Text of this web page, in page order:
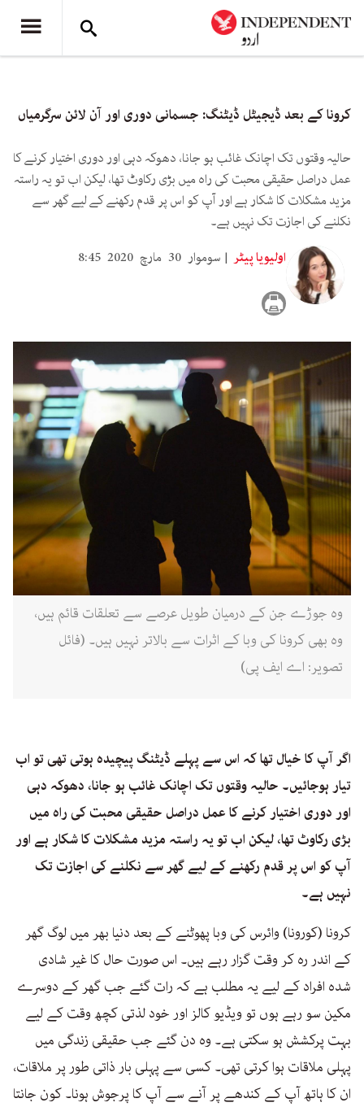
کرونا کے بعد ڈیجیٹل ڈیٹنگ: جسمانی دوری اور آن لائن سرگرمیاں
حالیہ وقتوں تک اچانک غائب ہو جانا، دھوکہ دہی اور دوری اختیار کرنے کا
عمل دراصل حقیقی محبت کی راہ میں بڑی رکاوٹ تھا، لیکن اب تو یہ راستہ
مزید مشکلات کا شکار ہے اور آپ کو اس پر قدم رکھنے کے لیے گھر سے
نکلنے کی اجازت تک نہیں ہے۔
اولیویا پیٹر
سوموار 30 مارچ 2020 8:45
وہ جوڑے جن کے درمیان طویل عرصے سے تعلقات قائم ہیں،
وہ بھی کرونا کی وبا کے اثرات سے بالاتر نہیں ہیں۔ (فائل
تصویر: اے ایف پی)
اگر آپ کا خیال تھا کہ اس سے پہلے ڈیٹنگ پیچیدہ ہوتی تھی تو اب
تیار ہوجائیں۔ حالیہ وقتوں تک اچانک غائب ہو جانا، دھوکہ دہی
اور دوری اختیار کرنے کا عمل دراصل حقیقی محبت کی راہ میں
بڑی رکاوٹ تھا، لیکن اب تو یہ راستہ مزید مشکلات کا شکار ہے اور
آپ کو اس پر قدم رکھنے کے لیے گھر سے نکلنے کی اجازت تک
نہیں ہے۔
کرونا (کورونا) وائرس کی وبا پھوٹنے کے بعد دنیا بھر میں لوگ گھر
کے اندر رہ کر وقت گزار رہے ہیں۔ اس صورت حال کا غیر شادی
شدہ افراد کے لیے یہ مطلب ہے کہ رات گئے جب گھر کے دوسرے
مکین سو رہے ہوں تو ویڈیو کالز اور خود لذتی کچھ وقت کے لیے
بہت پرکشش ہو سکتی ہے۔ وہ دن گئے جب حقیقی زندگی میں
پہلی ملاقات ہوا کرتی تھی۔ کسی سے پہلی بار ذاتی طور پر ملاقات،
ان کا ہاتھ آپ کے کندھے پر آنے سے آپ کا پرجوش ہونا۔ کون جانتا